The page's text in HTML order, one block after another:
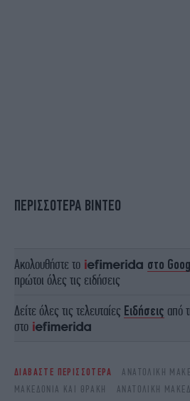
ΠΕΡΙΣΣΟΤΕΡΑ ΒΙΝΤΕΟ
Ακολουθήστε το στο
πρώτοι όλες τις ειδήσεις
Δείτε όλες τις τελευταίες Ειδήσεις από
στο
ΔΙΑΒΑΣΤΕ ΠΕΡΙΣΣΟΤΕΡΑ ΑΝΑΤΟΛΙΚΉ
ΜΑΚΕΔΟΝΊΑ ΚΑΙ ΘΡΆΚΗ
ΑΝΑΤΟΛΙΚΉ